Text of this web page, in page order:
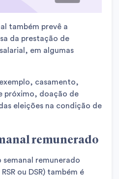
também prevê a
da prestação de
em algumas
casamento,
próximo, doação de
eleições na condição de
remunerado
semanal remunerado
ou DSR) também é